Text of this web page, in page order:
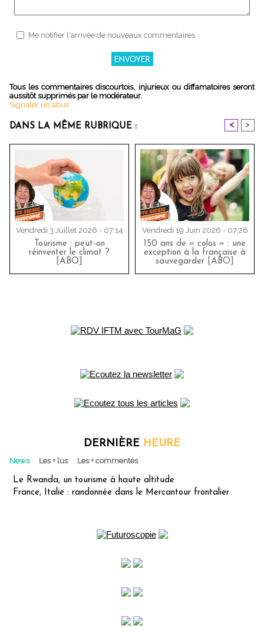
Me notifier l'arrivée de nouveaux commentaires
Tous les commentaires discourtois, injurieux ou diffamatoires seront
aussitôt supprimés par le modérateur.
Signaler un abus
DANS LA MÊME RUBRIQUE : < >
Vendredi 3 Juillet 2026 - 07:14
Tourisme : peut-on
réinventer le climat ?
[ABO]
Vendredi 19 Juin 2026 - 07:26
150 ans de « colos » : une
exception à la française à
sauvegarder [ABO]
DERNIÈRE HEURE
News Les + lus Les + commentés
Le Rwanda, un tourisme à haute altitude
France, Italie : randonnée dans le Mercantour frontalier